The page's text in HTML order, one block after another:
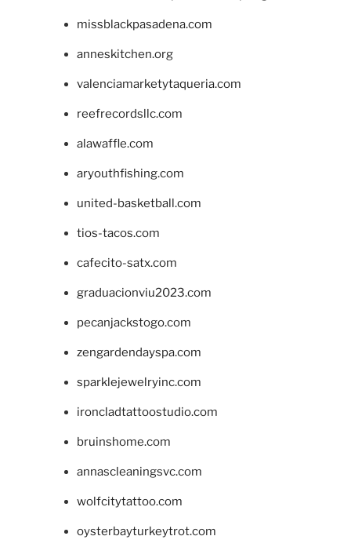
missblackpasadena.com
anneskitchen.org
valenciamarketytaqueria.com
reefrecordsllc.com
alawaffle.com
aryouthfishing.com
united-basketball.com
tios-tacos.com
cafecito-satx.com
graduacionviu2023.com
pecanjackstogo.com
zengardendayspa.com
sparklejewelryinc.com
ironcladtattoostudio.com
bruinshome.com
annascleaningsvc.com
wolfcitytattoo.com
oysterbayturkeytrot.com